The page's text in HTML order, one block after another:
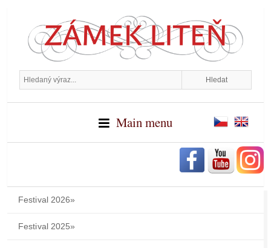
Main menu
Festival 2026»
Festival 2025»